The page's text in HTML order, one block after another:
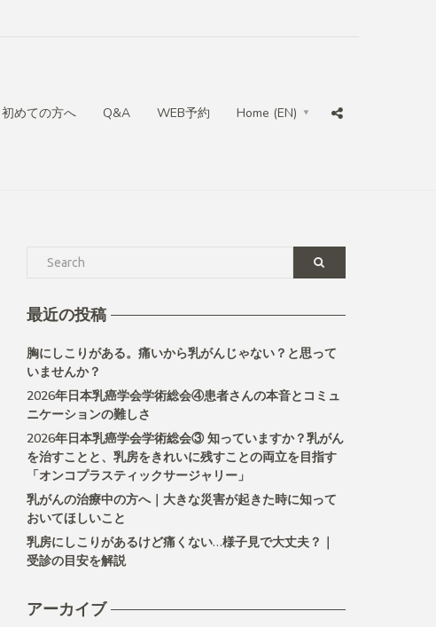
初めての方へ Q&A WEB予約 Home (EN)
最近の投稿
胸にしこりがある。痛いから乳がんじゃない？と思って
いませんか？
2026年日本乳癌学会学術総会④患者さんの本音とコミュ
ニケーションの難しさ
2026年日本乳癌学会学術総会③ 知っていますか？乳がん
を治すことと、乳房をきれいに残すことの両立を目指す
「オンコプラスティックサージャリー」
乳がんの治療中の方へ｜大きな災害が起きた時に知って
おいてほしいこと
乳房にしこりがあるけど痛くない…様子見で大丈夫？｜
受診の目安を解説
アーカイブ